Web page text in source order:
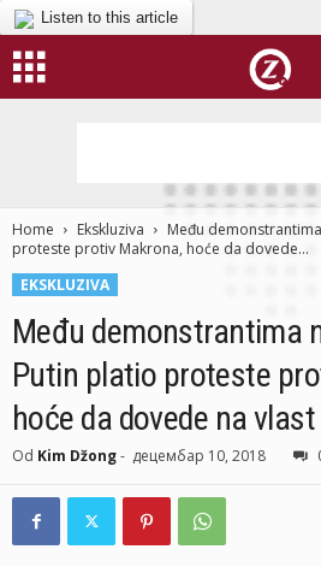
Listen to this article
Home Ekskluziva
Među
proteste protiv Makrona, hoće da dovede...
EKSKLUZIVA
Među demonstrantima
Putin platio proteste
hoće da dovede na
Od Kim Džong- децембар 10, 2018